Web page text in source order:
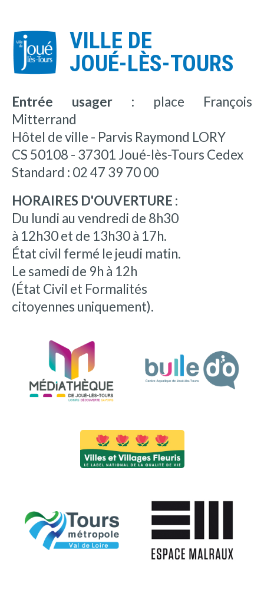
VILLE DE
JOUÉ-LÈS-TOURS
Entrée usager : place François
Mitterrand
Hôtel de ville - Parvis Raymond LORY
CS 50108 - 37301 Joué-lès-Tours Cedex
Standard : 02 47 39 70 00
HORAIRES D'OUVERTURE :
Du lundi au vendredi de 8h30
à 12h30 et de 13h30 à 17h.
État civil fermé le jeudi matin.
Le samedi de 9h à 12h
(État Civil et Formalités
citoyennes uniquement).